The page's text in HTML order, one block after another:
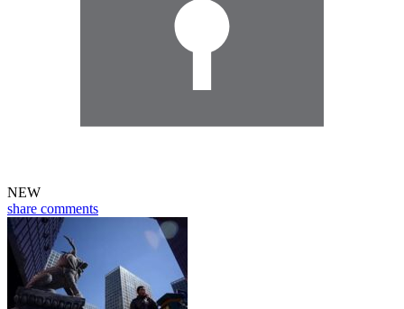
NEW
share comments